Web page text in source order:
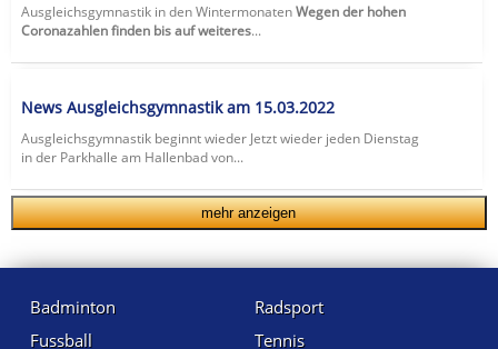
Ausgleichsgymnastik in den WintermonatenWegen der hohen
Coronazahlen finden bis auf weiteres...
News Ausgleichsgymnastik am 15.03.2022
Ausgleichsgymnastik beginnt wieder Jetzt wieder jeden Dienstag
in der Parkhalle am Hallenbad von...
mehr anzeigen
Badminton
Fussball
Radsport
Tennis